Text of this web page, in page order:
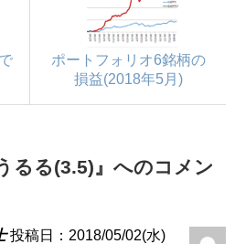
ポートフォリオ6銘柄の
損益(2018年5月)
るる(3.5)』へのコメン
投稿日：2018/05/02(水)